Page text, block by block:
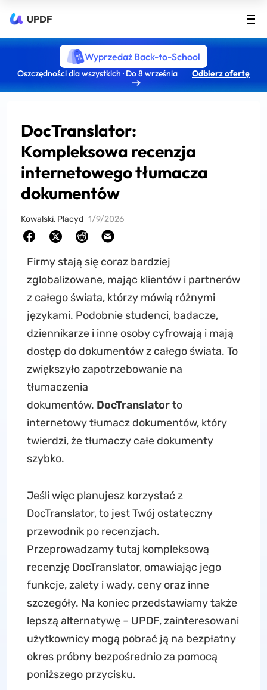
UPDF
Wyprzedaż Back-to-School
Oszczędności dla wszystkich · Do 8 września Odbierz ofertę
DocTranslator:
Kompleksowa recenzja
internetowego tłumacza
dokumentów
Kowalski, Placyd 1/9/2026
Firmy stają się coraz bardziej
zglobalizowane, mając klientów i partnerów
z całego świata, którzy mówią różnymi
językami. Podobnie studenci, badacze,
dziennikarze i inne osoby cyfrowają i mają
dostęp do dokumentów z całego świata. To
zwiększyło zapotrzebowanie na
tłumaczenia
dokumentów. DocTranslatorto
internetowy tłumacz dokumentów, który
twierdzi, że tłumaczy całe dokumenty
szybko.
Jeśli więc planujesz korzystać z
DocTranslator, to jest Twój ostateczny
przewodnik po recenzjach.
Przeprowadzamy tutaj kompleksową
recenzję DocTranslator, omawiając jego
funkcje, zalety i wady, ceny oraz inne
szczegóły. Na koniec przedstawiamy także
lepszą alternatywę – UPDF, zainteresowani
użytkownicy mogą pobrać ją na bezpłatny
okres próbny bezpośrednio za pomocą
poniższego przycisku.